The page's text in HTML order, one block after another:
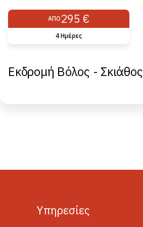
ΑΠΌ 295 €
4 Ημέρες
Εκδρομή Βόλος - Σκιάθος
Yπηρεσίες